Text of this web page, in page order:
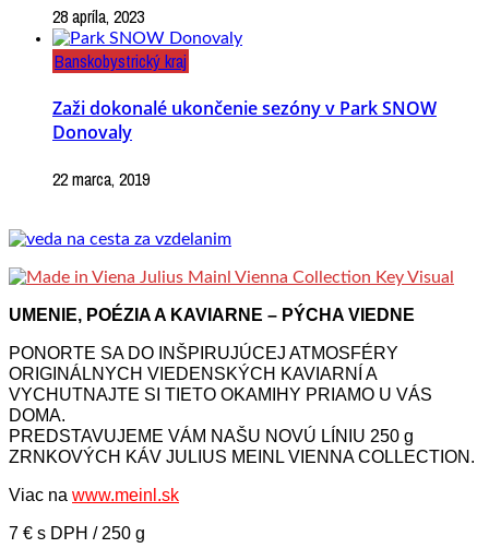
28 apríla, 2023
Banskobystrický kraj
Zaži dokonalé ukončenie sezóny v Park SNOW
Donovaly
22 marca, 2019
UMENIE, POÉZIA A KAVIARNE – PÝCHA VIEDNE
PONORTE SA DO INŠPIRUJÚCEJ ATMOSFÉRY
ORIGINÁLNYCH VIEDENSKÝCH KAVIARNÍ A
VYCHUTNAJTE SI TIETO OKAMIHY PRIAMO U VÁS
DOMA.
PREDSTAVUJEME VÁM NAŠU NOVÚ LÍNIU 250 g
ZRNKOVÝCH KÁV JULIUS MEINL VIENNA COLLECTION.
Viac na www.meinl.sk
7 € s DPH / 250 g